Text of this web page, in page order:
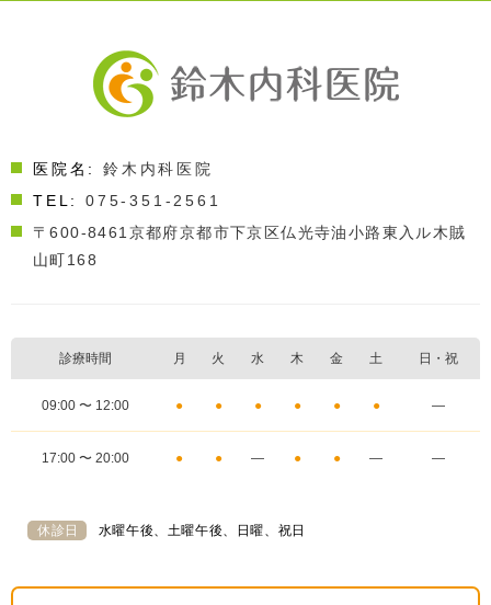
医院名:
鈴木内科医院
TEL:
075-351-2561
〒600-8461 京都府京都市下京区仏光寺油小路東入ル木賊
山町168
診療時間 月 火 水 木 金 土 日・祝
09:00 〜 12:00 ● ● ● ● ● ● ―
17:00 〜 20:00 ● ● ― ● ● ― ―
休診日 水曜午後、土曜午後、日曜、祝日